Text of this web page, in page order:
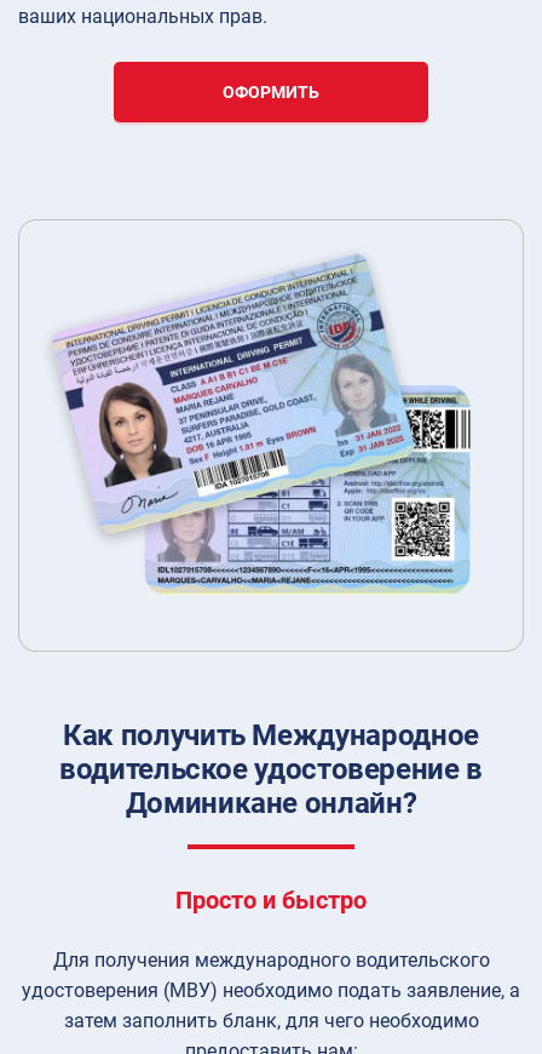
ваших национальных прав.
ОФОРМИТЬ
Как получить Международное
водительское удостоверение в
Доминикане онлайн?
Просто и быстро
Для получения международного водительского
удостоверения (МВУ) необходимо подать заявление, а
затем заполнить бланк, для чего необходимо